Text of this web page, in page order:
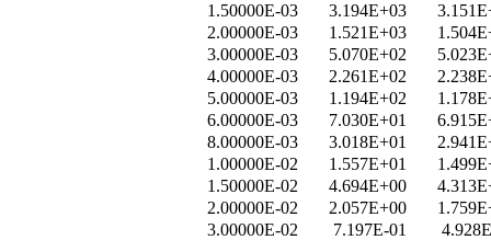
1.50000E-03
3.194E+03
2.00000E-03
1.521E+03
3.00000E-03
5.070E+02
4.00000E-03
2.261E+02
5.00000E-03
1.194E+02
6.00000E-03
7.030E+01
8.00000E-03
3.018E+01
1.00000E-02
1.557E+01
1.50000E-02
4.694E+00
2.00000E-02
2.057E+00
3.00000E-02
7.197E-01